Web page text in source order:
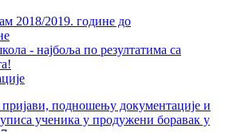
2018/2019. године дo
- најбоља по резултатима са
подношењу документације и
ученика у продужени боравак у